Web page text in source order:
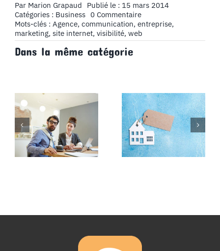
Par Marion Grapaud
Publié le : 15 mars 2014
Catégories : Business 0 Commentaireon
Les
entreprises
doivent
Mots-clés : Agence, communication, entreprise,
marketing, site internet, visibilité, web
Dans la même catégorie
Compte
courant
d’associé :
et fiscalité
La location de
énergivores
en 2023